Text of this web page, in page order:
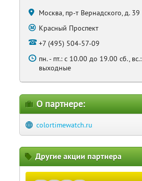
Москва, пр-т Вернадского, д. 39
Красный Проспект
+7 (495) 504-57-09
пн. - пт.: с 10.00 до 19.00 сб., вс.:
выходные
О партнере:
colortimewatch.ru
Другие акции партнера